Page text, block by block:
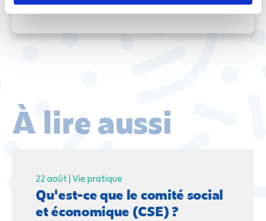
À lire aussi
22 août | Vie pratique
Qu'est-ce que le comité social
et économique (CSE) ?